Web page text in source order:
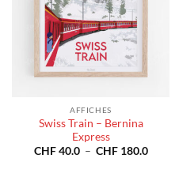
AFFICHES
Swiss Train – Bernina
Express
CHF40.0 – CHF180.0Plage